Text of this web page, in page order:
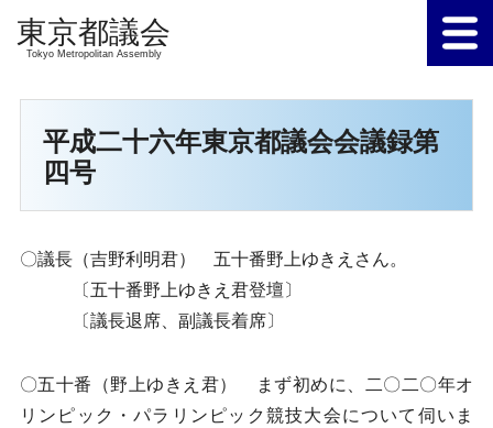
Tokyo Metropolitan Assembly
平成二十六年東京都議会会議録第
四号
〇議長（吉野利明君） 五十番野上ゆきえさん。
〔五十番野上ゆきえ君登壇〕
〔議長退席、副議長着席〕
〇五十番（野上ゆきえ君） まず初めに、二〇二〇年オ
リンピック・パラリンピック競技大会について伺いま